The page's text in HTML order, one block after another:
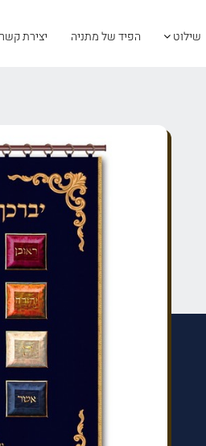
שילוט הפיד של מתניה יצירת קשר